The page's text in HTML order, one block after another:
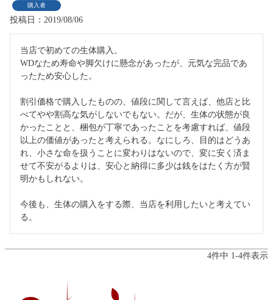
購入者
投稿日 2019/08/06
当店で初めての生体購入。
WDなため寿命や脚欠けに懸念があったが、元気な完品であ
ったため安心した。
割引価格で購入したものの、値段に関して言えば、他店と比
べてやや割高な気がしないでもない。だが、生体の状態が良
かったことと、梱包が丁寧であったことを考慮すれば、値段
以上の価値があったと考えられる。なにしろ、目的はどうあ
れ、小さな命を扱うことに変わりはないので、変に安く済ま
せて不安がるよりは、安心と納得に多少は銭をはたく方が賢
明かもしれない。
今後も、生体の購入をする際、当店を利用したいと考えてい
る。
4件中 1 -4件表示